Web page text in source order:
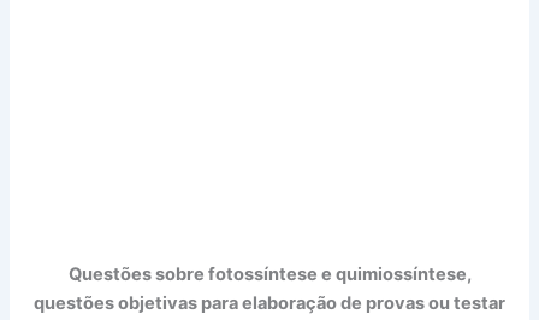
Questões sobre fotossíntese e quimiossíntese,
questões objetivas para elaboração de provas ou testar